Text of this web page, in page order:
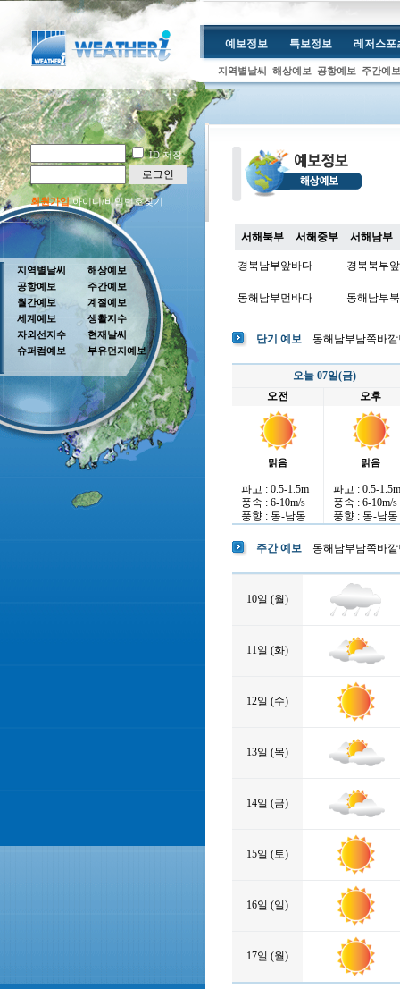
ID 저장
로그인
회원가입아이디/비밀번호찾기
예보정보 특보정보 레저스포
지역별날씨 해상예보 공항예보 주간예보
지역별날씨
공항예보
월간예보
세계예보
자외선지수
슈퍼컴예보
해상예보
주간예보
계절예보
생활지수
현재날씨
부유먼지예보
서해북부 서해중부 서해남부
경북남부앞바다 경북북부
동해남부먼바다 동해남부
단기 예보 동해남부남쪽바깥
오늘 07일(금)
오전
오후
맑음 맑음
파고 : 0.5-1.5m
풍속 : 6-10m/s
풍향 : 동-남동
파고 : 0.5-1.5m
풍속 : 6-10m/s
풍향 : 동-남동
주간 예보 동해남부남쪽바깥
10일 (월)
11일 (화)
12일 (수)
13일 (목)
14일 (금)
15일 (토)
16일 (일)
17일 (월)